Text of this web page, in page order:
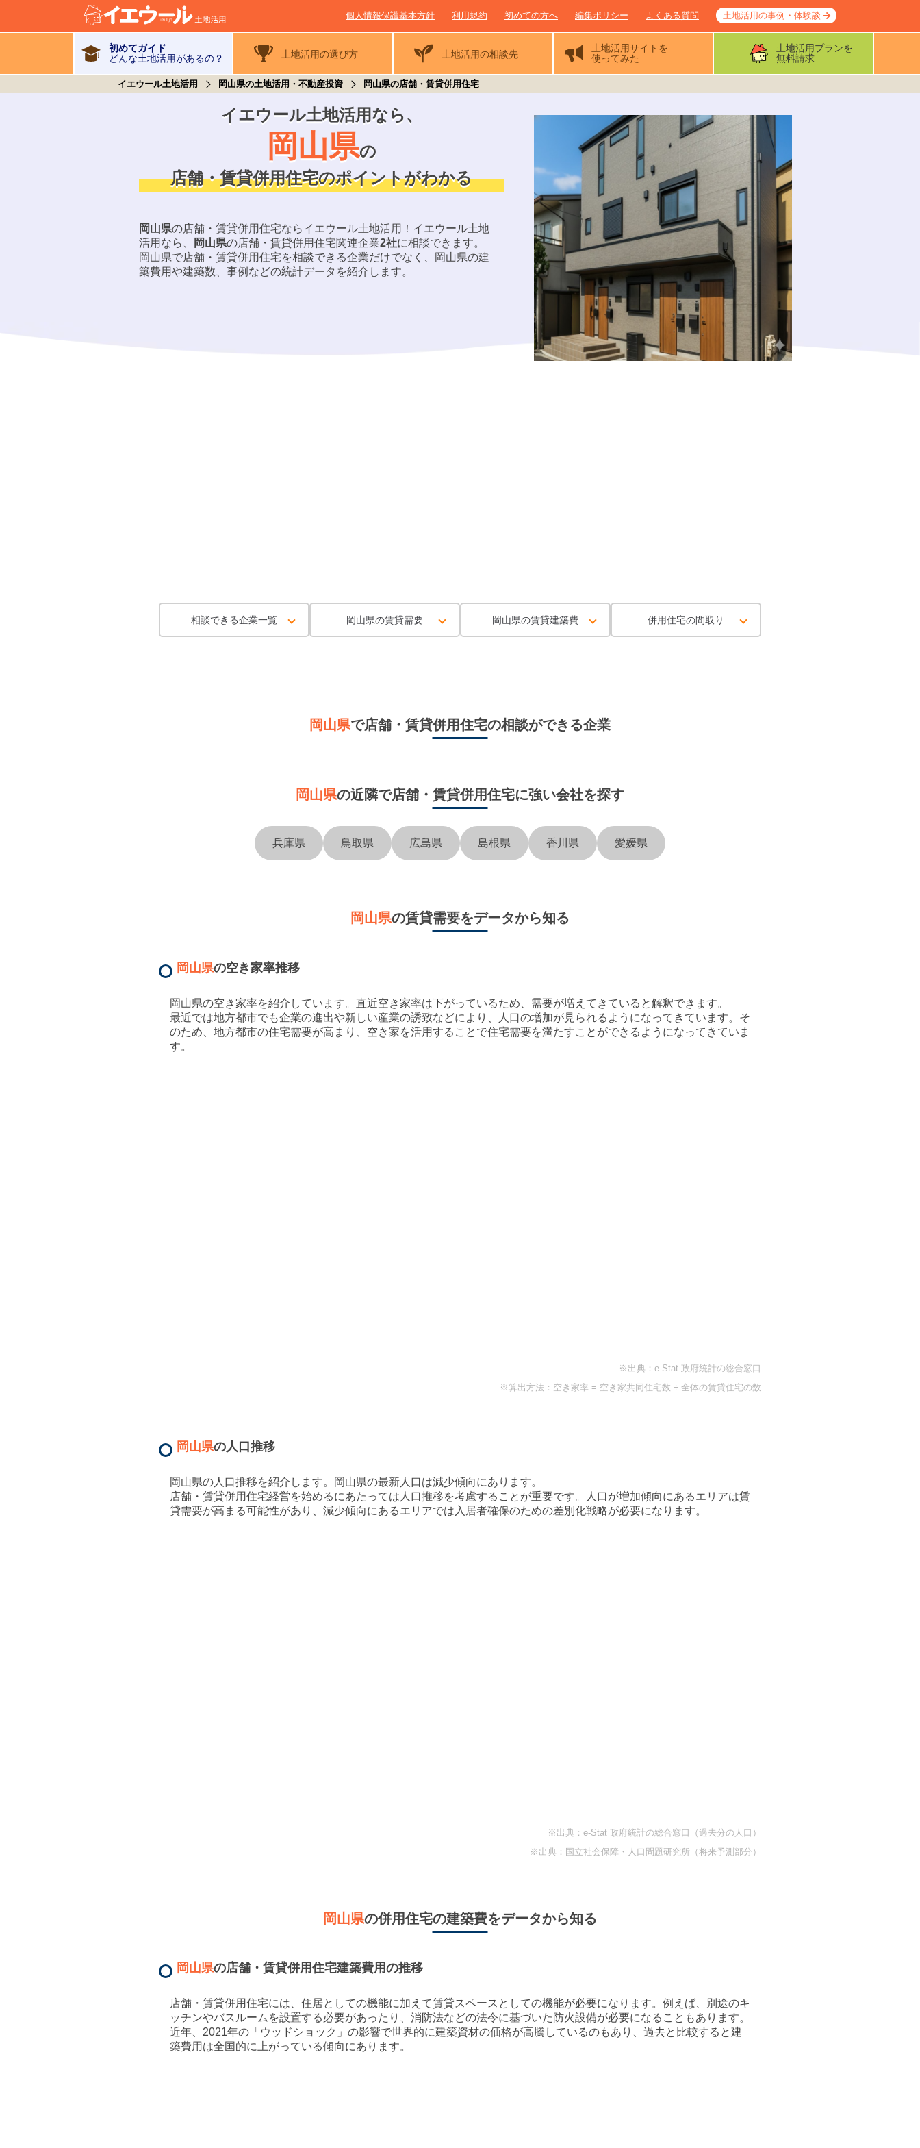
個人情報保護基本方針 利用規約 初めての方へ 編集ポリシー よくある質問 土地活用の事例・体験談
初めてガイド
どんな土地活用があるの？
土地活用の選び方 土地活用の相談先
土地活用サイトを
使ってみた
土地活用プランを
無料請求
イエウール土地活用 岡山県の土地活用・不動産投資 岡山県の店舗・賃貸併用住宅
イエウール土地活用なら、
岡山県の
店舗・賃貸併用住宅のポイントがわかる
岡山県の店舗・賃貸併用住宅ならイエウール土地活用！ イエウール土地
活用なら、
岡山県の店舗・賃貸併用住宅関連企業2社に相談できます。
岡山県で店舗・賃貸併用住宅を相談できる企業だけでなく、 岡山県の建
築費用や建築数、事例などの統計データを紹介します。
相談できる企業一覧 岡山県の賃貸需要 岡山県の賃貸建築費 併用住宅の間取り
岡山県で店舗・賃貸併用住宅の相談ができる企業
岡山県の近隣で店舗・賃貸併用住宅に強い会社を探す
兵庫県 鳥取県 広島県 島根県 香川県 愛媛県
岡山県の賃貸需要をデータから知る
岡山県の空き家率推移
岡山県の空き家率を紹介しています。直近空き家率は下がっているため、需要が増えてきている と解釈できます。
最近では地方都市でも企業の進出や新しい産業の誘致などにより、人口の増加が見られるようになってきています。そ
のため、地方都市の住宅需要が高まり、空き家を活用することで住宅需要を満たすことができるようになってきていま
す。
※出典：e-Stat 政府統計の総合窓口
※算出方法：空き家率 = 空き家共同住宅数 ÷ 全体の賃貸住宅の数
岡山県の人口推移
岡山県の人口推移を紹介します。 岡山県の最新人口は減少傾向にあります。
店舗・賃貸併用住宅経営を始めるにあたっては人口推移を考慮することが重要です。人口が増加傾向にあるエリアは賃
貸需要が高まる可能性があり、減少傾向にあるエリアでは入居者確保のための差別化戦略が必要になります。
※出典：e-Stat 政府統計の総合窓口（過去分の人口）
※出典：国立社会保障・人口問題研究所（将来予測部分）
岡山県の併用住宅の建築費をデータから知る
岡山県の店舗・賃貸併用住宅建築費用の推移
店舗・賃貸併用住宅には、住居としての機能に加えて賃貸スペースとしての機能が必要になります。例えば、別途のキ
ッチンやバスルームを設置する必要があったり、消防法などの法令に基づいた防火設備が必要になることもあります。
近年、2021年の「ウッドショック」の影響で世界的に建築資材の価格が高騰しているのもあり、過去と比較すると建
築費用は全国的に上がっている傾向にあります。